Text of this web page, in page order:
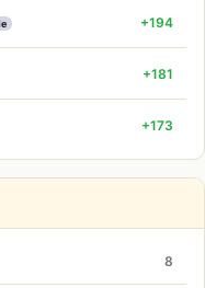
+194
+181
+173
8